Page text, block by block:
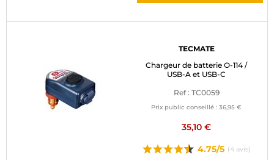
TECMATE
Chargeur de batterie O-114 /
USB-A et USB-C
Ref : TC0059
Prix public conseillé : 36,95 €
35,10 €
4.75/5 (4 avis)